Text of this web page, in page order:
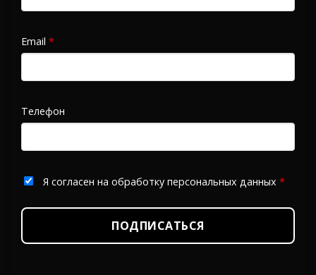
Email *
Телефон
Я согласен на обработку персональных данных *
ПОДПИСАТЬСЯ